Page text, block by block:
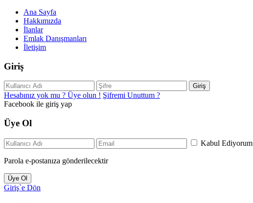
Ana Sayfa
Hakkımızda
İlanlar
Emlak Danışmanları
İletişim
Giriş
Giriş
Hesabınız yok mu ? Üye olun ! Şifremi Unuttum ?
Facebook ile giriş yap
Üye Ol
Kabul Ediyorum
Parola e-postanıza gönderilecektir
Üye Ol
Giriş`e Dön